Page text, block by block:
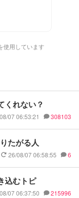
使用しています
くれない？
07 06:53:21 308103
たがる人
26/08/07 06:58:55 6
込むトピ
07 06:37:50 215996